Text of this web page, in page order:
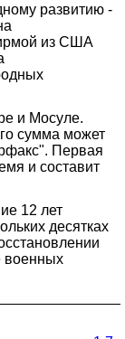
развитию -
из США
и Мосуле.
сумма может
Первая
и составит
12 лет
десятках
военных